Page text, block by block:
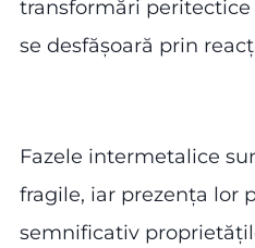
transformări
se desfășoară prin
Fazele intermetalice
fragile, iar prezența lor
semnificativ